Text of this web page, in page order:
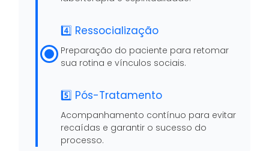
4️⃣ Ressocialização
Preparação do paciente para retomar
sua rotina e vínculos sociais.
5️⃣ Pós-Tratamento
Acompanhamento contínuo para evitar
recaídas e garantir o sucesso do
processo.